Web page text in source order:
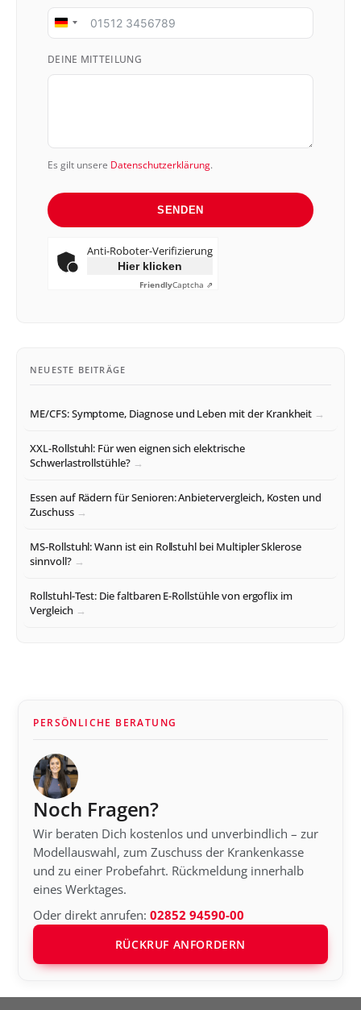
Germany
DEINE MITTEILUNG
Es gilt unsere Datenschutzerklärung.
SENDEN
Anti-Roboter-Verifizierung
Hier klicken
FriendlyCaptcha ⇗
NEUESTE BEITRÄGE
ME/CFS: Symptome, Diagnose und Leben mit der Krankheit
XXL-Rollstuhl: Für wen eignen sich elektrische
Schwerlastrollstühle?
Essen auf Rädern für Senioren: Anbietervergleich, Kosten und
Zuschuss
MS-Rollstuhl: Wann ist ein Rollstuhl bei Multipler Sklerose
sinnvoll?
Rollstuhl-Test: Die faltbaren E-Rollstühle von ergoflix im
Vergleich
PERSÖNLICHE BERATUNG
Noch Fragen?
Wir beraten Dich kostenlos und unverbindlich – zur
Modellauswahl, zum Zuschuss der Krankenkasse
und zu einer Probefahrt. Rückmeldung innerhalb
eines Werktages.
Oder direkt anrufen:02852 94590-00
RÜCKRUF ANFORDERN